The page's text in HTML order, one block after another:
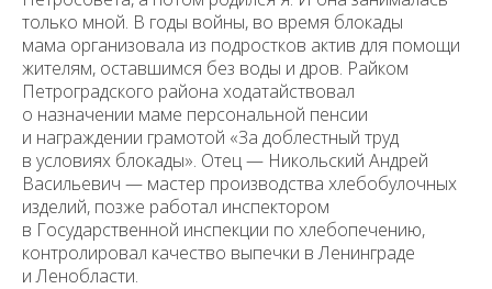
только мной. В годы войны, во время блокады
мама организовала из подростков актив для помощи
жителям, оставшимся без воды и дров. Райком
Петроградского района ходатайствовал
о назначении маме персональной пенсии
и награждении грамотой «За доблестный труд
в условиях блокады». Отец — Никольский Андрей
Васильевич — мастер производства хлебобулочных
изделий, позже работал инспектором
в Государственной инспекции по хлебопечению,
контролировал качество выпечки в Ленинграде
и Ленобласти.